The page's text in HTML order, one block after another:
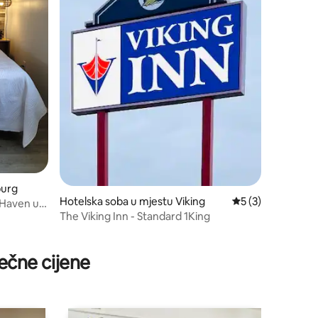
u
Hotelska soba u mjestu Viking prosječna ocjena
5 (3)
The Viking Inn - Standard 1King
cijene